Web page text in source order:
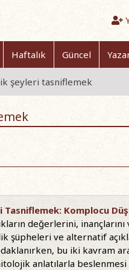
Haftalık Güncel
şeyleri tasniflemek
Tasniflemek: Komplocu
değerlerini,
şüpheleri ve alternatif
bu iki kavram
anlatılarla beslenmesi